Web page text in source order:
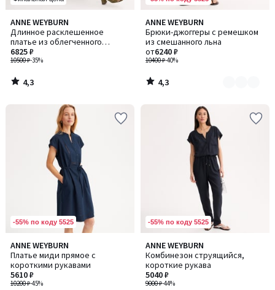
ANNE WEYBURN
Длинное расклешенное
платье из облегченного
денима с короткими рукавами
10500 ₽-35%
6825 ₽
4,3
/ 5
4,3
/
ANNE WEYBURN
Брюки-джоггеры с ремешком
из смешанного льна
10400 ₽-40%
от6240 ₽
4,3
/ 5
Количество
цветов:
2
4,3
/
-55% по коду 5525
ANNE WEYBURN
Платье миди прямое с
короткими рукавами
10200 ₽-45%
5610 ₽
Количество
цветов:
3
-55% по коду 5525
ANNE WEYBURN
Комбинезон струящийся,
короткие рукава
9000 ₽-44%
5040 ₽
4,4
/ 5